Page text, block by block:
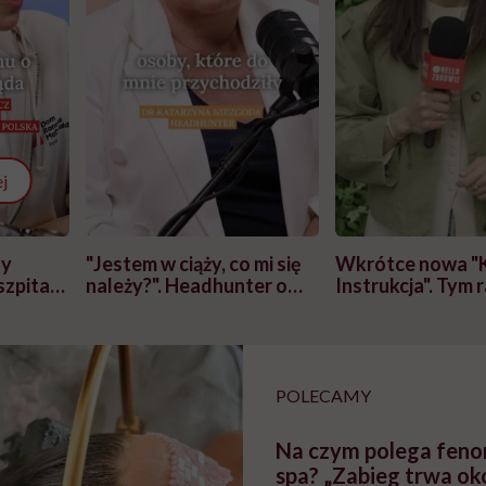
"Jestem w ciąży, co mi się
należy?". Headhunter o
pracy
Wkrótce nowa
Instrukcja". Tym
POLECAMY
Na czym polega
spa? „Zabieg trwa